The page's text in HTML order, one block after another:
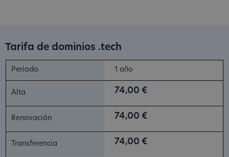
Tarifa de dominios .tech
1 año
74,00 €
74,00 €
74,00 €